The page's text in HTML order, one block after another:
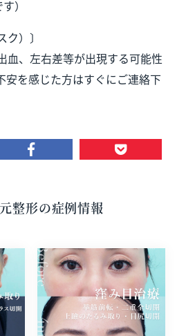
）
ク）〕
血、左右差等が出現する可能性
安を感じた方はすぐにご連絡下
整形の症例情報